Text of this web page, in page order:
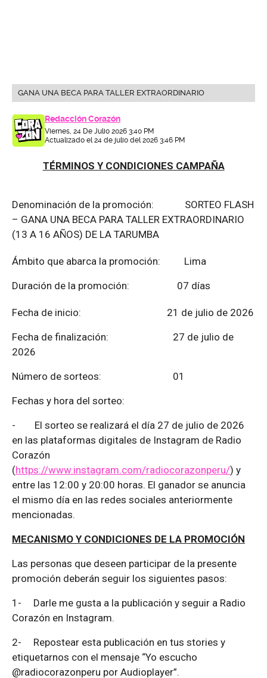
GANA UNA BECA PARA TALLER EXTRAORDINARIO
Redacción Corazón
Viernes, 24 De Julio 2026 3:40 PM
Actualizado el 24 de julio del 2026 3:46 PM
TÉRMINOS Y CONDICIONES CAMPAÑA
Denominación de la promoción: SORTEO FLASH
– GANA UNA BECA PARA TALLER EXTRAORDINARIO
(13 A 16 AÑOS) DE LA TARUMBA
Ámbito que abarca la promoción: Lima
Duración de la promoción: 07 días
Fecha de inicio: 21 de julio de 2026
Fecha de finalización:
27 de julio de
2026
Número de sorteos: 01
Fechas y hora del sorteo:
- El sorteo se realizará el día 27 de julio de 2026
en las plataformas digitales de Instagram de Radio
Corazón
(https://www.instagram.com/radiocorazonperu/) y
entre las 12:00 y 20:00 horas. El ganador se anuncia
el mismo día en las redes sociales anteriormente
mencionadas.
MECANISMO Y CONDICIONES DE LA PROMOCIÓN
Las personas que deseen participar de la presente
promoción deberán seguir los siguientes pasos:
1- Darle me gusta a la publicación y seguir a Radio
Corazón en Instagram.
2- Repostear esta publicación en tus stories y
etiquetarnos con el mensaje “Yo escucho
@radiocorazonperu por Audioplayer”.